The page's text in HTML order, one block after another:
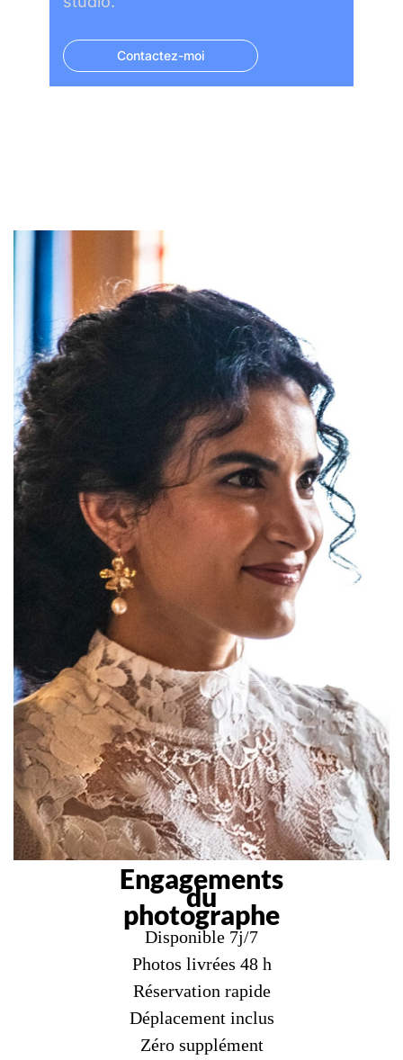
Contactez-moi
Engagements
du
photographe
Disponible 7j/7
Photos livrées 48 h
Réservation rapide
Déplacement inclus
Zéro supplément